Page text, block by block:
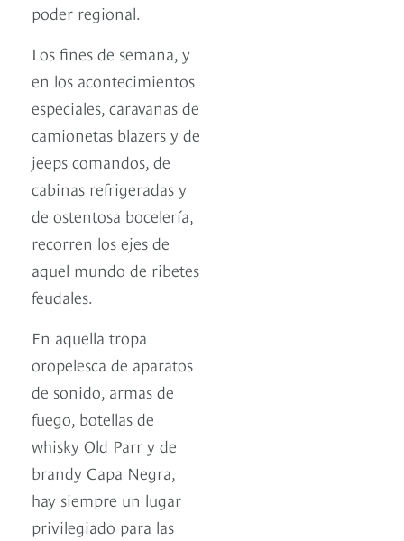
poder regional.
Los fines de semana, y
en los acontecimientos
especiales, caravanas de
camionetas blazers y de
jeeps comandos, de
cabinas refrigeradas y
de ostentosa bocelería,
recorren los ejes de
aquel mundo de ribetes
feudales.
En aquella tropa
oropelesca de aparatos
de sonido, armas de
fuego, botellas de
whisky Old Parr y de
brandy Capa Negra,
hay siempre un lugar
privilegiado para las